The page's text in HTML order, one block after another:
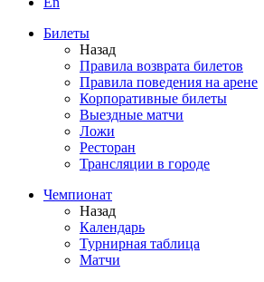
Билеты
Назад
Правила возврата билетов
Правила поведения на арене
Корпоративные билеты
Выездные матчи
Ложи
Ресторан
Трансляции в городе
Чемпионат
Назад
Календарь
Турнирная таблица
Матчи